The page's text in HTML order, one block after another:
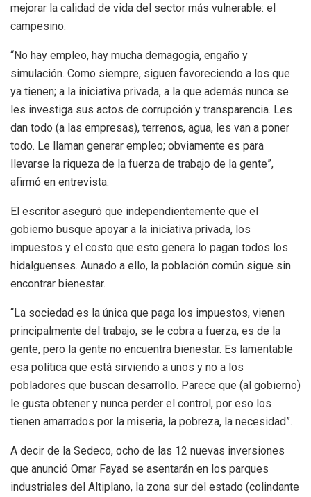
mejorar la calidad de vida del sector más vulnerable: el
campesino.
“No hay empleo, hay mucha demagogia, engaño y
simulación. Como siempre, siguen favoreciendo a los que
ya tienen; a la iniciativa privada, a la que además nunca se
les investiga sus actos de corrupción y transparencia. Les
dan todo (a las empresas), terrenos, agua, les van a poner
todo. Le llaman generar empleo; obviamente es para
llevarse la riqueza de la fuerza de trabajo de la gente”,
afirmó en entrevista.
El escritor aseguró que independientemente que el
gobierno busque apoyar a la iniciativa privada, los
impuestos y el costo que esto genera lo pagan todos los
hidalguenses. Aunado a ello, la población común sigue sin
encontrar bienestar.
“La sociedad es la única que paga los impuestos, vienen
principalmente del trabajo, se le cobra a fuerza, es de la
gente, pero la gente no encuentra bienestar. Es lamentable
esa política que está sirviendo a unos y no a los
pobladores que buscan desarrollo. Parece que (al gobierno)
le gusta obtener y nunca perder el control, por eso los
tienen amarrados por la miseria, la pobreza, la necesidad”.
A decir de la Sedeco, ocho de las 12 nuevas inversiones
que anunció Omar Fayad se asentarán en los parques
industriales del Altiplano, la zona sur del estado (colindante